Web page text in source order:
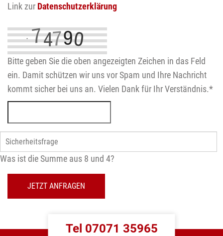
Link zur Datenschutzerklärung
Bitte geben Sie die oben angezeigten Zeichen in das Feld
ein. Damit schützen wir uns vor Spam und Ihre Nachricht
kommt sicher bei uns an. Vielen Dank für Ihr Verständnis.*
Was ist die Summe aus 8 und 4?
JETZT ANFRAGEN
Tel 07071 35965